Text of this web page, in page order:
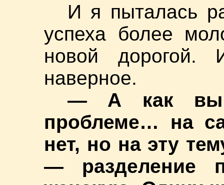
И я пыталась
успеха более
новой дорогой.
наверное.
— А как вы
проблеме… на
нет, но на эту
— разделение